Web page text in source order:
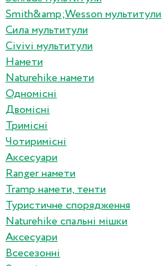
Smith&amp;Wesson мультитули
Сила мультитули
Civivi мультитули
Намети
Naturehike намети
Одномісні
Двомісні
Тримісні
Чотиримісні
Аксесуари
Ranger намети
Tramp намети, тенти
Туристичне спорядження
Naturehike спальні мішки
Аксесуари
Всесезонні